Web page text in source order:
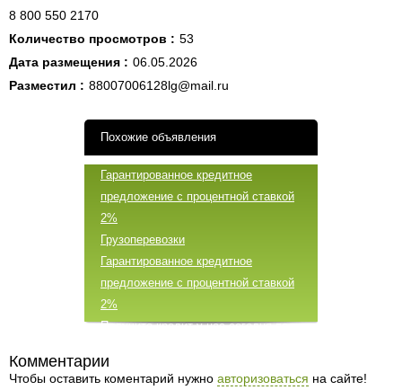
8 800 550 2170
Количество просмотров : 53
Дата размещения : 06.05.2026
Разместил : 88007006128lg@mail.ru
Похожие объявления
Гарантированное кредитное
предложение с процентной ставкой
2%
Грузоперевозки
Гарантированное кредитное
предложение с процентной ставкой
2%
Получите кредит у нас сегодня под
мы можем предоставить вам
Комментарии
Чтобы оставить коментарий нужно авторизоваться на сайте!